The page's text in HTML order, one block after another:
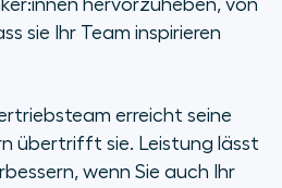
hervorzuheben, von
sie Ihr Team inspirieren
erreicht seine
übertrifft sie. Leistung lässt
wenn Sie auch Ihr